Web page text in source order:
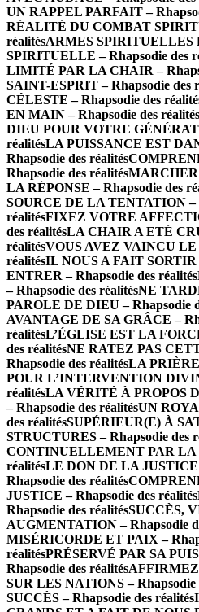
UN RAPPEL PARFAIT –
RÉALITÉ DU COMBAT
réalitésARMES SPIRITUELLES
SPIRITUELLE – Rhapsodie des
LIMITÉ PAR LA CHAIR –
SAINT-ESPRIT – Rhapsodie des
CÉLESTE – Rhapsodie des
EN MAIN – Rhapsodie des réalités
DIEU POUR VOTRE
réalitésLA PUISSANCE EST
Rhapsodie des réalités
Rhapsodie des réalitésMARCHER
LA RÉPONSE – Rhapsodie des
SOURCE DE LA TENTATION –
réalitésFIXEZ VOTRE
des réalitésLA CHAIR A ETÉ
réalitésVOUS AVEZ VAINCU LE
réalitésIL NOUS A FAIT
ENTRER – Rhapsodie des réalités
– Rhapsodie des réalitésNE
PAROLE DE DIEU – Rhapsodie
AVANTAGE DE SA GRÂCE –
réalitésL’ÉGLISE EST LA
des réalitésNE RATEZ PAS
Rhapsodie des réalitésLA
POUR L’INTERVENTION
réalitésLA VÉRITÉ À PROPOS
– Rhapsodie des réalitésUN
des réalitésSUPÉRIEUR(E) À
STRUCTURES – Rhapsodie des
CONTINUELLEMENT PAR LA
réalitésLE DON DE LA
Rhapsodie des réalités
JUSTICE – Rhapsodie des réalités
Rhapsodie des réalitésSUCCÈS,
AUGMENTATION – Rhapsodie
MISÉRICORDE ET PAIX –
réalitésPRÉSERVÉ PAR SA
Rhapsodie des réalités
SUR LES NATIONS – Rhapsodie
SUCCÈS – Rhapsodie des réalités